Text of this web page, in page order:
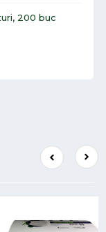
200 buc